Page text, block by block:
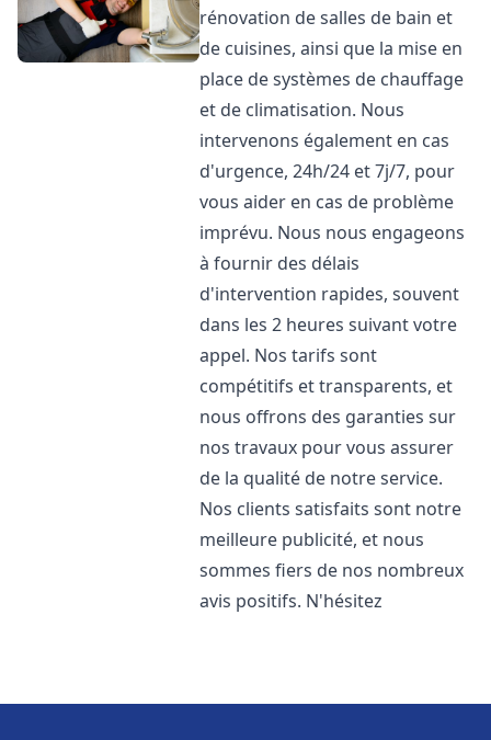
rénovation de salles de bain et
de cuisines, ainsi que la mise en
place de systèmes de chauffage
et de climatisation. Nous
intervenons également en cas
d'urgence, 24h/24 et 7j/7, pour
vous aider en cas de problème
imprévu. Nous nous engageons
à fournir des délais
d'intervention rapides, souvent
dans les 2 heures suivant votre
appel. Nos tarifs sont
compétitifs et transparents, et
nous offrons des garanties sur
nos travaux pour vous assurer
de la qualité de notre service.
Nos clients satisfaits sont notre
meilleure publicité, et nous
sommes fiers de nos nombreux
avis positifs. N'hésitez